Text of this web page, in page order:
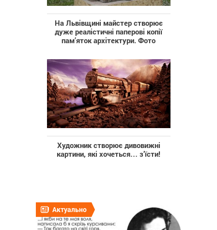
На Львівщині майстер створює
дуже реалістичні паперові копії
пам’яток архітектури. Фото
Художник створює дивовижні
картини, які хочеться… з’їсти!
Актуально